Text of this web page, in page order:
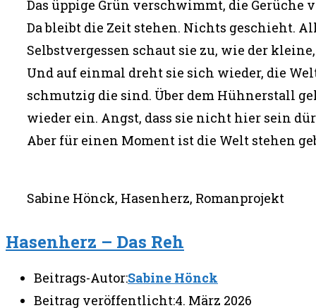
Das üppige Grün verschwimmt, die
Da bleibt die Zeit stehen. Nichts geschieht.
Selbstvergessen schaut sie zu, wie der
Und auf einmal dreht sie sich wieder, die
schmutzig die sind. Über dem Hühnerstall
wieder ein. Angst, dass sie nicht hier sein
Aber für einen Moment ist die Welt stehen
Sabine Hönck, Hasenherz, Romanprojekt
Hasenherz – Das Reh
Beitrags-Autor:Sabine Hönck
Beitrag veröffentlicht:4. März 2026